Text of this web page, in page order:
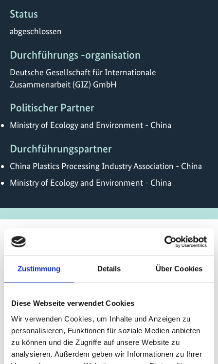
Zustimmung Details Über Cookies
Diese Webseite verwendet Cookies
Wir verwenden Cookies, um Inhalte und Anzeigen zu
personalisieren, Funktionen für soziale Medien anbieten
zu können und die Zugriffe auf unsere Website zu
analysieren. Außerdem geben wir Informationen zu Ihrer
Status
abgeschlossen
Durchführungs -organisation
Deutsche Gesellschaft für Internationale
Zusammenarbeit (GIZ) GmbH
Politischer Partner
Ministry of Ecology and Environment - China
Durchführungspartner
China Plastics Processing Industry Association - China
Ministry of Ecology and Environment - China
Stand der
Umsetzung/Ergebnisse
Projekt abgeschlossen
Installation einer Extruder-Anlage zur Herstellung
von Polystyrol-Hartschaumplatten (XPS); Training
zur Umstellung der Fertigung auf CO2-
Technologie unter Nutzung lokaler